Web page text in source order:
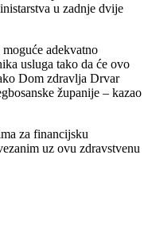
u zadnje dvije
adekvatno
usluga tako da će ovo
Dom zdravlja Drvar
županije – kazao
za financijsku
uz ovu zdravstvenu